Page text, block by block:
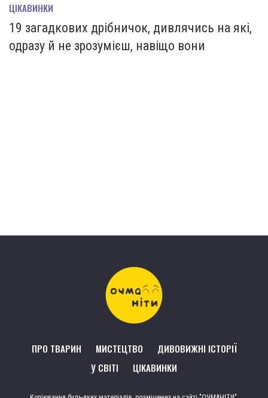
ЦІКАВИНКИ
19 загадкових дрібничок, дивлячись на які,
одразу й не зрозумієш, навіщо вони
ПРО ТВАРИН МИСТЕЦТВО
ДИВОВИЖНІ ІСТОРІЇ
У СВІТІ
ЦІКАВИНКИ